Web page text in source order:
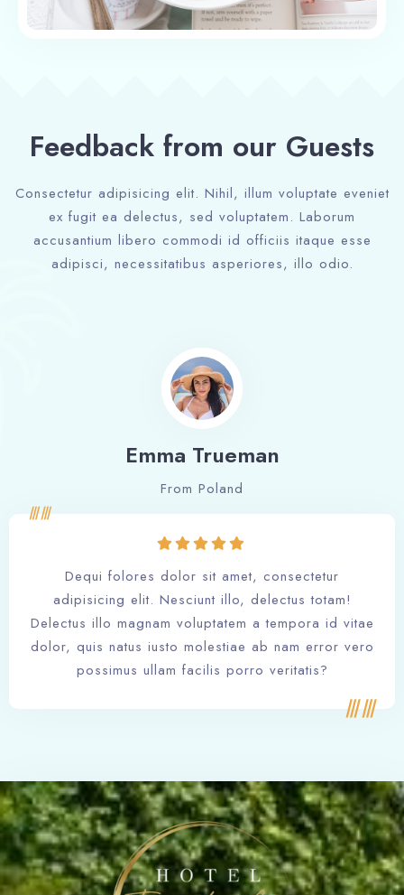
Feedback from our Guests
Consectetur adipisicing elit. Nihil, illum voluptate eveniet
ex fugit ea delectus, sed voluptatem. Laborum
accusantium libero commodi id officiis itaque esse
adipisci, necessitatibus asperiores, illo odio.
Emma Trueman
From Poland
Dequi folores dolor sit amet, consectetur
adipisicing elit. Nesciunt illo, delectus totam!
Delectus illo magnam voluptatem a tempora id vitae
dolor, quis natus iusto molestiae ab nam error vero
possimus ullam facilis porro veritatis?